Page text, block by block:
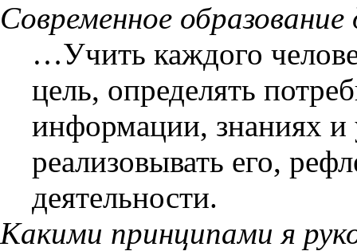
Современное
…Учить каждого
цель, определять
информации, знаниях и
реализовывать его,
деятельности.
Какими принципами я